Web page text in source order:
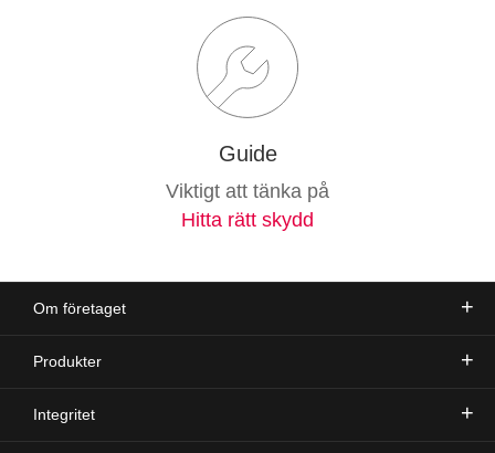
Guide
Viktigt att tänka på
Hitta rätt skydd
Om företaget
Produkter
Integritet